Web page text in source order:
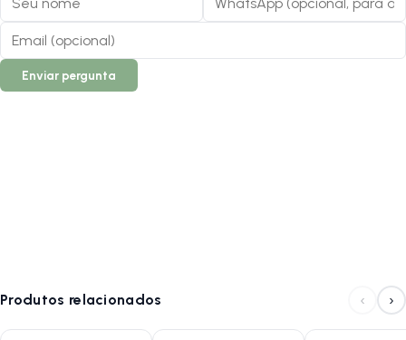
Enviar pergunta
Produtos relacionados ‹ ›